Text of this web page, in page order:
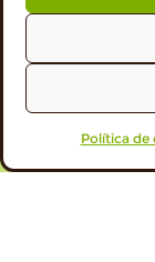
Política de